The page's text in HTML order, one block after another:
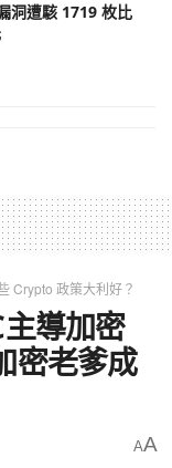
洞遭駭 1719 枚比
Crypto 政策大利好？
導加密
密老爹成
AA